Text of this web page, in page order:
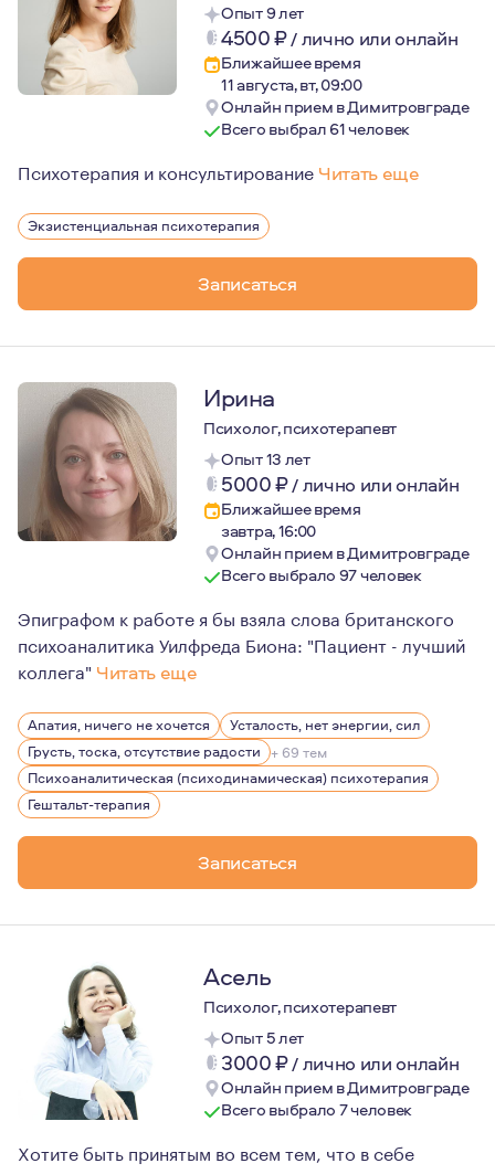
Опыт 9 лет
4500₽/лично или онлайн
Ближайшее время
11 августа, вт, 09:00
Онлайн прием в Димитровграде
Всего выбрал 61 человек
Психотерапия и консультирование Читать еще
Мой путь в психотерапии начался в 2012 году. С тех
Экзистенциальная психотерапия
Записаться
Ирина
Психолог, психотерапевт
Опыт 13 лет
5000₽/лично или онлайн
Ближайшее время
завтра, 16:00
Онлайн прием в Димитровграде
Всего выбрало 97 человек
Эпиграфом к работе я бы взяла слова британского
психоаналитика Уилфреда Биона: "Пациент - лучший
коллега" Читать еще
Сейчас меня очень вдохновляют современные
Апатия, ничего не хочется
Усталость, нет энергии, сил
Грусть, тоска, отсутствие радости + 69 тем
Психоаналитическая (психодинамическая) психотерапия
Гештальт-терапия
Записаться
Асель
Психолог, психотерапевт
Опыт 5 лет
3000₽/лично или онлайн
Онлайн прием в Димитровграде
Всего выбрало 7 человек
Хотите быть принятым во всем тем, что в себе